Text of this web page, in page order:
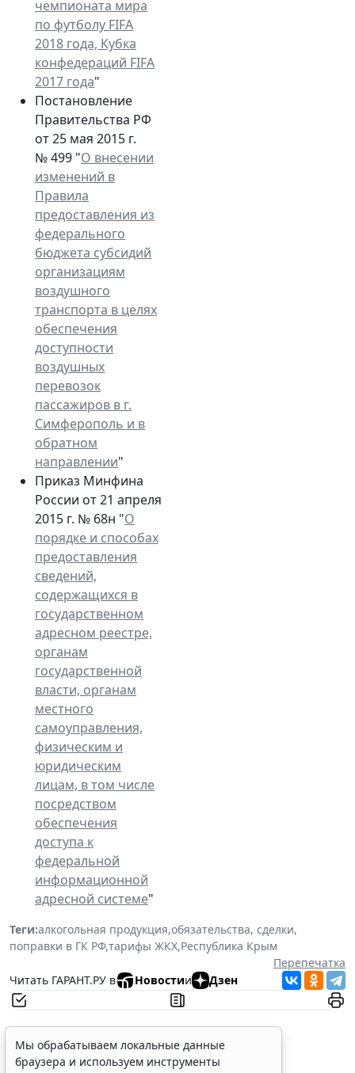
чемпионата мира
по футболу FIFA
2018 года, Кубка
конфедераций FIFA
2017 года"
Постановление
Правительства РФ
от 25 мая 2015 г.
№ 499 "О внесении
изменений в
Правила
предоставления из
федерального
бюджета субсидий
организациям
воздушного
транспорта в целях
обеспечения
доступности
воздушных
перевозок
пассажиров в г.
Симферополь и в
обратном
направлении"
Приказ Минфина
России от 21 апреля
2015 г. № 68н "О
порядке и способах
предоставления
сведений,
содержащихся в
государственном
адресном реестре,
органам
государственной
власти, органам
местного
самоуправления,
физическим и
юридическим
лицам, в том числе
посредством
обеспечения
доступа к
федеральной
информационной
адресной системе"
Теги:алкогольная продукция,обязательства, сделки,
поправки в ГК РФ,тарифы ЖКХ,Республика Крым
Перепечатка
Читать ГАРАНТ.РУ в
Новостии Дзен
Мы обрабатываем локальные данные
браузера и используем инструменты